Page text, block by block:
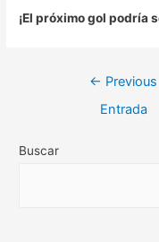
¡El próximo gol podría
Navegación
← Previous
Entrada
Buscar